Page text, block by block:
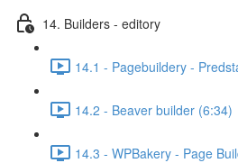
14. Builders - editory
14.1 - Pagebuildery -
14.2 - Beaver builder (6:34)
14.3 - WPBakery - Page